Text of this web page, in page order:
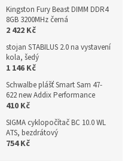
Kingston Fury Beast DIMM DDR4
8GB 3200MHz černá
2 422 Kč
stojan STABILUS 2.0 na vystavení
kola, šedý
1 146 Kč
Schwalbe plášť Smart Sam 47-
622 new Addix Performance
410 Kč
SIGMA cyklopočítač BC 10.0 WL
ATS, bezdrátový
754 Kč